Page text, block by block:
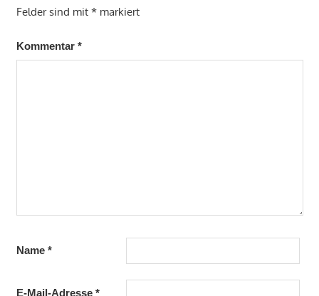
Felder sind mit *markiert
Kommentar *
Name *
E-Mail-Adresse *